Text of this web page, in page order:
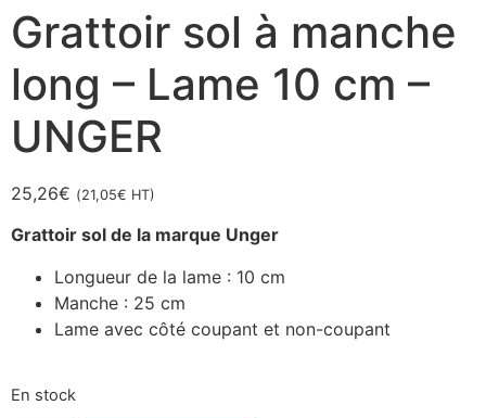
Grattoir sol à manche
long – Lame 10 cm –
UNGER
25,26€ (21,05€ HT)
Grattoir sol de la marque Unger
Longueur de la lame : 10 cm
Manche : 25 cm
Lame avec côté coupant et non-coupant
En stock